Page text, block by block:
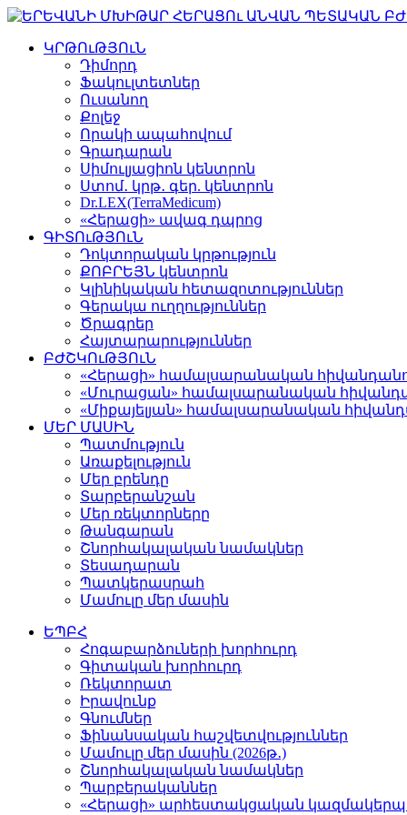
ԿՐԹՈւԹՅՈւՆ
Դիմորդ
Ֆակուլտետներ
Ուսանող
Քոլեջ
Որակի ապահովում
Գրադարան
Սիմուլյացիոն կենտրոն
Ստոմ․ կրթ․ գեր. կենտրոն
Dr.LEX(TerraMedicum)
«Հերացի» ավագ դպրոց
ԳԻՏՈւԹՅՈւՆ
Դոկտորական կրթություն
ՔՈԲՐԵՅՆ կենտրոն
Կլինիկական հետազոտություններ
Գերակա ուղղություններ
Ծրագրեր
Հայտարարություններ
ԲԺՇԿՈւԹՅՈւՆ
«Հերացի» համալսարանական
«Մուրացան» համալսարանական
«Միքայելյան» համալսարանական
ՄԵՐ ՄԱՍԻՆ
Պատմություն
Առաքելություն
Մեր բրենդը
Տարբերանշան
Մեր ռեկտորները
Թանգարան
Շնորհակալական նամակներ
Տեսադարան
Պատկերասրահ
Մամուլը մեր մասին
ԵՊԲՀ
Հոգաբարձուների խորհուրդ
Գիտական խորհուրդ
Ռեկտորատ
Իրավունք
Գնումներ
Ֆինանսական հաշվետվություններ
Մամուլը մեր մասին (2026թ․)
Շնորհակալական նամակներ
Պարբերականներ
«Հերացի» արհեստակցական